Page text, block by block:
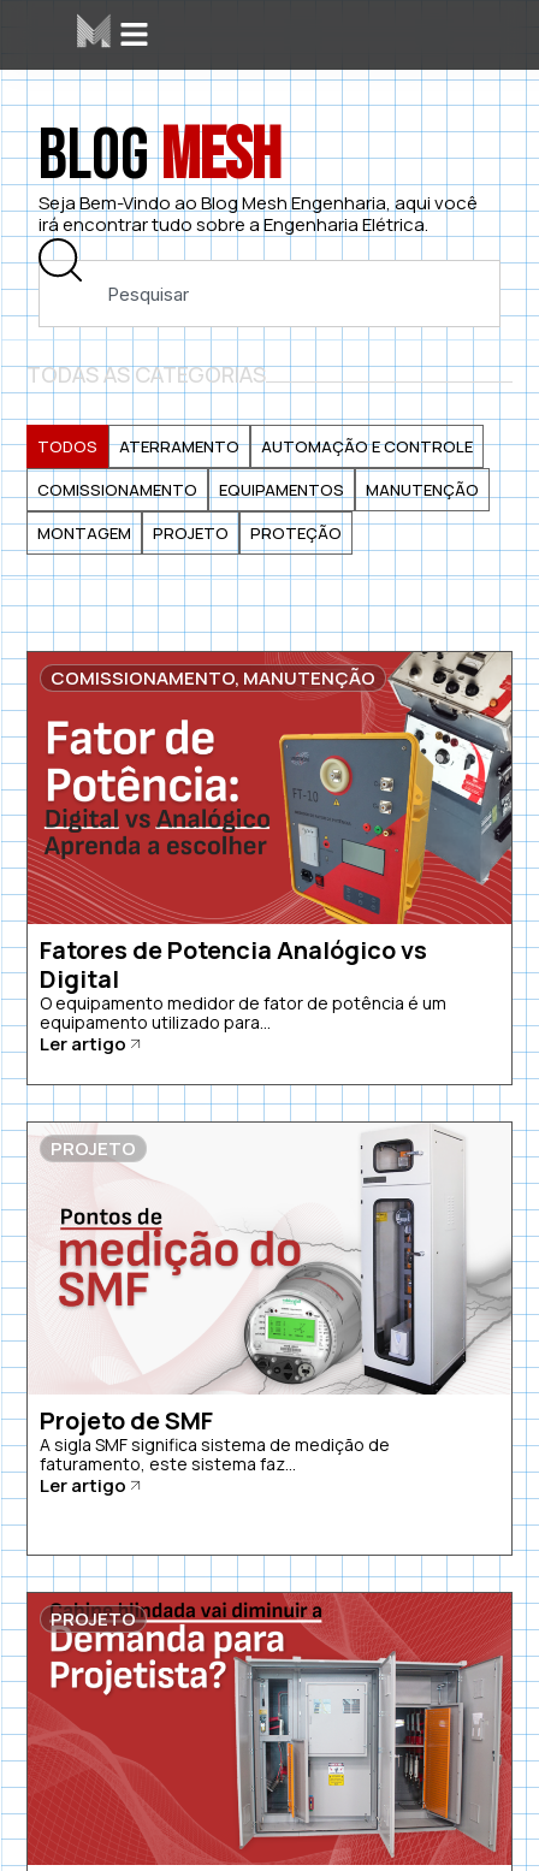
BlogMesh
Seja Bem-Vindo ao Blog Mesh Engenharia, aqui você
irá encontrar tudo sobre a Engenharia Elétrica.
TODAS AS CATEGORIAS
ATERRAMENTO
AUTOMAÇÃO E CONTROLE
COMISSIONAMENTO
EQUIPAMENTOS
MANUTENÇÃO
MONTAGEM
PROJETO PROTEÇÃO
TODOS
COMISSIONAMENTO, MANUTENÇÃO
Fatores de Potencia Analógico vs
Digital
O equipamento medidor de fator de potência é um
equipamento utilizado para...
Ler artigo
PROJETO
Projeto de SMF
A sigla SMF significa sistema de medição de
faturamento, este sistema faz...
Ler artigo
PROJETO